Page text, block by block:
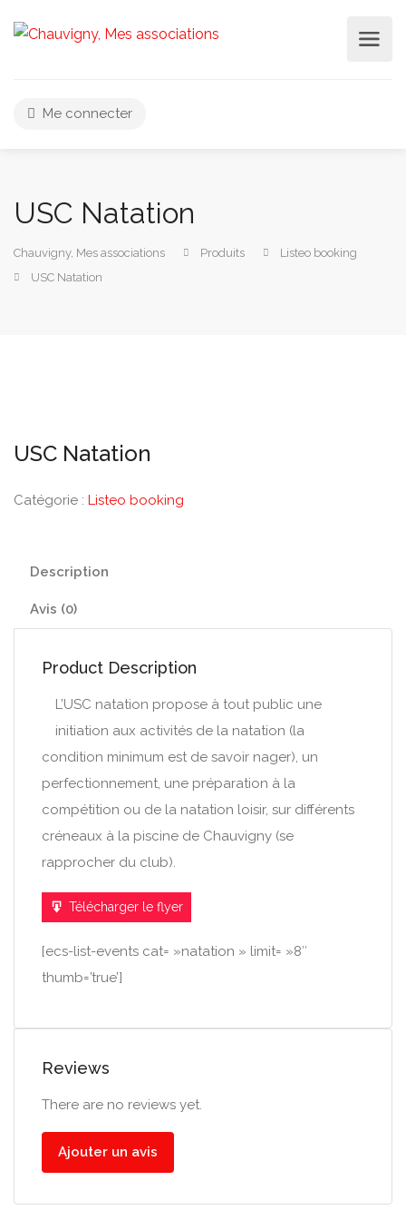
Me connecter
USC Natation
Chauvigny, Mes associations Produits
Listeo booking
USC Natation
USC Natation
Catégorie : Listeo booking
Description
Avis (0)
Product Description
L’USC natation propose à tout public une
initiation aux activités de la natation (la
condition minimum est de savoir nager), un
perfectionnement, une préparation à la
compétition ou de la natation loisir, sur différents
créneaux à la piscine de Chauvigny (se
rapprocher du club).
Télécharger le flyer
[ecs-list-events cat= »natation » limit= »8″
thumb=’true’]
Reviews
There are no reviews yet.
Ajouter un avis